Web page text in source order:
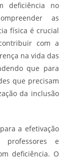
deficiência no
as
física é crucial
com a
na vida das
que para
que precisam
da inclusão
a efetivação
e
deficiência. O